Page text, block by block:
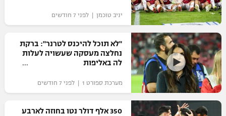
יניב טוכמן | לפני 7 חודשים
"לא תוכל להיכנס לטרנר": ברקת
נחלצה מעסקה שעשויה לעלות
לה באליפות
מערכת ספורט 1 | לפני 7 חודשים
350 אלף דולר נטו בחוזה לארבע